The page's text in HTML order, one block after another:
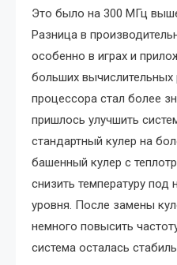
Это было на 300 МГц
Разница в
особенно в играх и
больших вычислительных
процессора стал более
пришлось улучшить
стандартный кулер на
башенный кулер с
снизить температуру под
уровня. После замены
немного повысить
система осталась